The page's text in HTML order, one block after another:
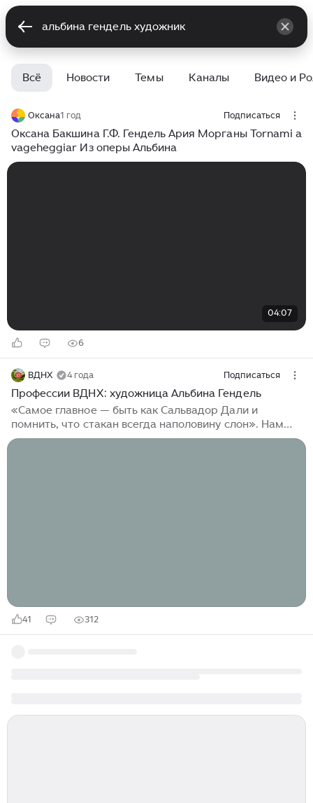
Всё Новости Темы Каналы Видео и
Оксана1 год Подписаться
Оксана Бакшина Г.Ф. Гендель Ария Морганы Tornami a
vageheggiar Из оперы Альбина
04:07
6
ВДНХ 4 года Подписаться
Профессии ВДНХ: художница Альбина Гендель
«Самое главное — быть как Сальвадор Дали и
помнить, что стакан всегда наполовину слон». Нам
важно, чтобы наши гости знали, кто каждый день
41 312